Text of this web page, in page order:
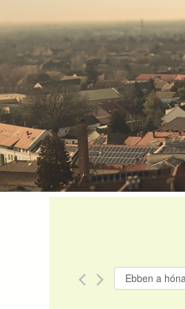
to
content
Ebben a